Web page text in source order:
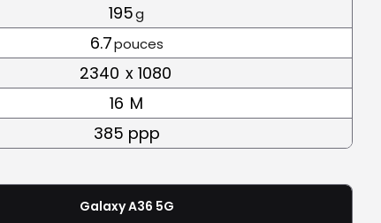
195g
6.7pouces
2340 x 1080
16 M
385 ppp
Galaxy A36 5G